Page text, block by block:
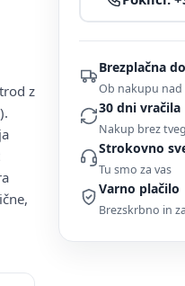
z
Brezplačna
Ob nakupu nad
30 dni vračila
Nakup brez
Strokovno
Tu smo za vas
Varno plačilo
Brezskrbno in